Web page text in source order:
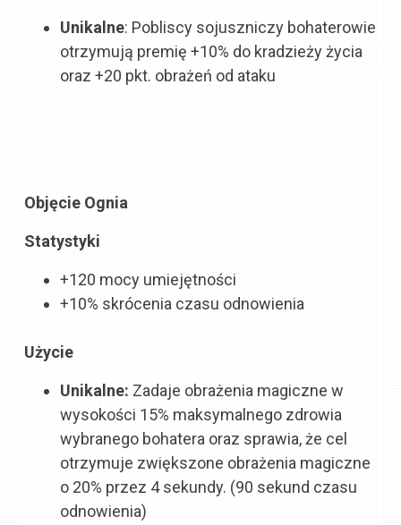
Unikalne: Pobliscy sojuszniczy bohaterowie
otrzymują premię +10% do kradzieży życia
oraz +20 pkt. obrażeń od ataku
Objęcie Ognia
Statystyki
+120 mocy umiejętności
+10% skrócenia czasu odnowienia
Użycie
Unikalne: Zadaje obrażenia magiczne w
wysokości 15% maksymalnego zdrowia
wybranego bohatera oraz sprawia, że cel
otrzymuje zwiększone obrażenia magiczne
o 20% przez 4 sekundy. (90 sekund czasu
odnowienia)